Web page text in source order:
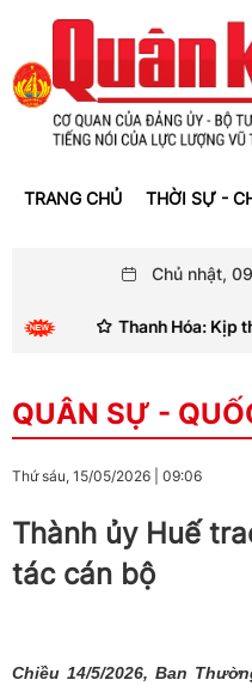
TRANG CHỦ THỜI SỰ -
Chủ nhật,
Thanh Hóa: Kịp thời
QUÂN SỰ -
Thứ sáu, 15/05/2026 09:06
Thành ủy Huế
tác cán bộ
Chiều 14/5/2026, Ban